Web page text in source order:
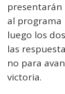
al programa
luego los
las
no para
victoria.